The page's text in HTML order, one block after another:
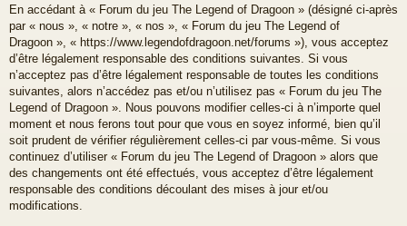
En accédant à « Forum du jeu The Legend of Dragoon » (désigné ci-après
par « nous », « notre », « nos », « Forum du jeu The Legend of
Dragoon », « https://www.legendofdragoon.net/forums »), vous acceptez
d’être légalement responsable des conditions suivantes. Si vous
n’acceptez pas d’être légalement responsable de toutes les conditions
suivantes, alors n’accédez pas et/ou n’utilisez pas « Forum du jeu The
Legend of Dragoon ». Nous pouvons modifier celles-ci à n’importe quel
moment et nous ferons tout pour que vous en soyez informé, bien qu’il
soit prudent de vérifier régulièrement celles-ci par vous-même. Si vous
continuez d’utiliser « Forum du jeu The Legend of Dragoon » alors que
des changements ont été effectués, vous acceptez d’être légalement
responsable des conditions découlant des mises à jour et/ou
modifications.